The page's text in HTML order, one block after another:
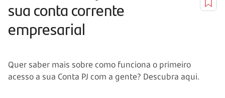
sua conta corrente
empresarial
Quer saber mais sobre como funciona o primeiro
acesso a sua Conta PJ com a gente? Descubra aqui.